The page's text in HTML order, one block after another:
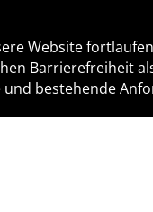
Website
Barrierefreiheit
bestehende